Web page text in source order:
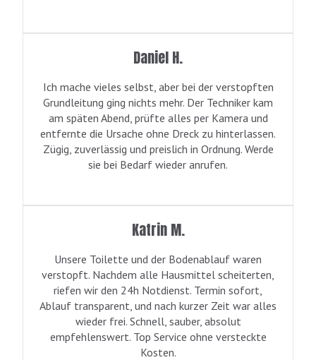
Daniel H.
Ich mache vieles selbst, aber bei der verstopften
Grundleitung ging nichts mehr. Der Techniker kam
am späten Abend, prüfte alles per Kamera und
entfernte die Ursache ohne Dreck zu hinterlassen.
Zügig, zuverlässig und preislich in Ordnung. Werde
sie bei Bedarf wieder anrufen.
Katrin M.
Unsere Toilette und der Bodenablauf waren
verstopft. Nachdem alle Hausmittel scheiterten,
riefen wir den 24h Notdienst. Termin sofort,
Ablauf transparent, und nach kurzer Zeit war alles
wieder frei. Schnell, sauber, absolut
empfehlenswert. Top Service ohne versteckte
Kosten.